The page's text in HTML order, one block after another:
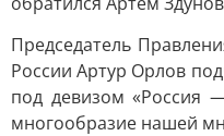
Председатель
России Артур Орлов
под девизом «Россия
многообразие нашей